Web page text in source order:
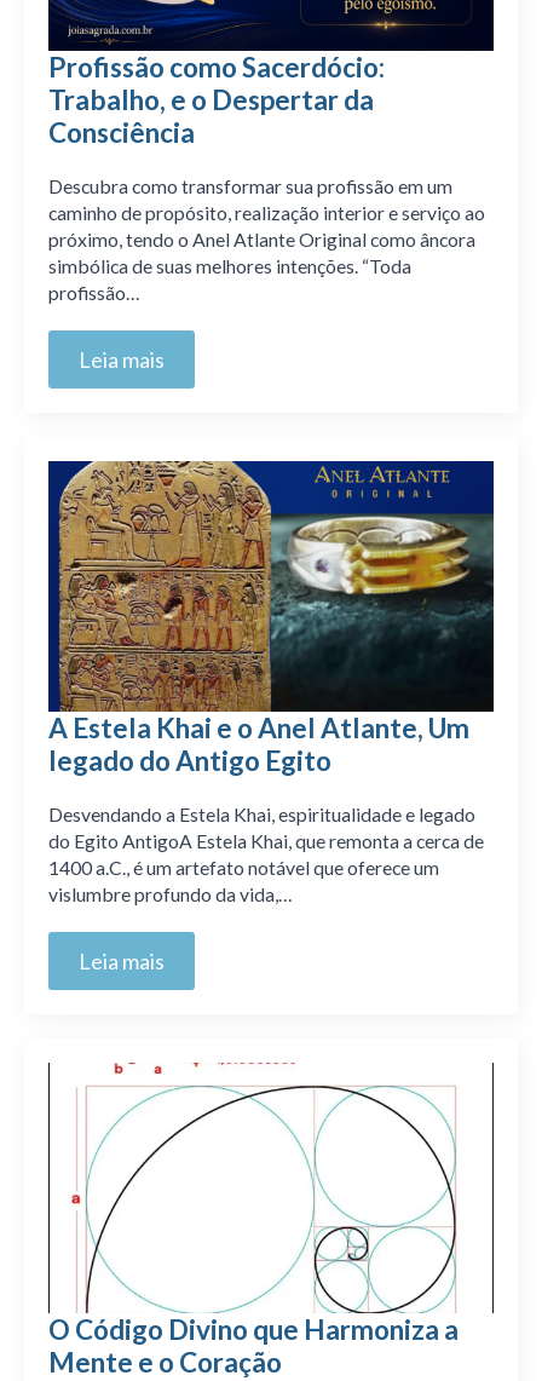
Profissão como Sacerdócio:
Trabalho, e o Despertar da
Consciência
Descubra como transformar sua profissão em um
caminho de propósito, realização interior e serviço ao
próximo, tendo o Anel Atlante Original como âncora
simbólica de suas melhores intenções. “Toda
profissão…
Leia mais
A Estela Khai e o Anel Atlante, Um
legado do Antigo Egito
Desvendando a Estela Khai, espiritualidade e legado
do Egito AntigoA Estela Khai, que remonta a cerca de
1400 a.C., é um artefato notável que oferece um
vislumbre profundo da vida,…
Leia mais
O Código Divino que Harmoniza a
Mente e o Coração